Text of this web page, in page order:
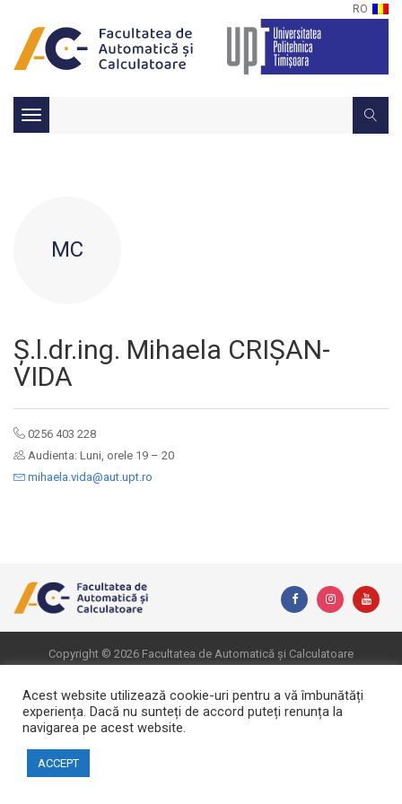
RO
Toggle
navigation
MC
Ș.l.dr.ing. Mihaela CRIȘAN-
VIDA
0256 403 228
Audienta: Luni, orele 19 – 20
mihaela.vida@aut.upt.ro
Copyright © 2026 Facultatea de Automatică și Calculatoare
Acest website utilizează cookie-uri pentru a vă îmbunătăți
experiența. Dacă nu sunteți de accord puteți renunța la
navigarea pe acest website.
ACCEPT